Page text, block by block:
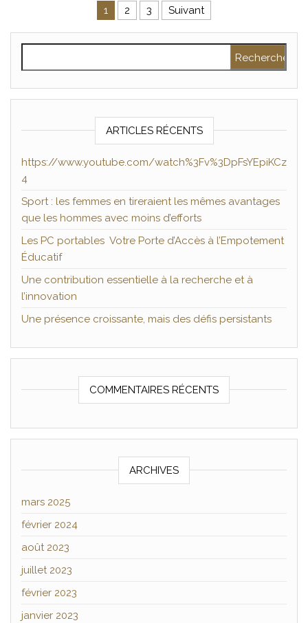
Pagination des publications
1 2 3 Suivant
ARTICLES RÉCENTS
https://www.youtube.com/watch%3Fv%3DpFsYEpiKCz
4
Sport : les femmes en tireraient les mêmes avantages
que les hommes avec moins d’efforts
Les PC portables Votre Porte d’Accès à l’Empotement
Éducatif
Une contribution essentielle à la recherche et à
l’innovation
Une présence croissante, mais des défis persistants
COMMENTAIRES RÉCENTS
ARCHIVES
mars 2025
février 2024
août 2023
juillet 2023
février 2023
janvier 2023